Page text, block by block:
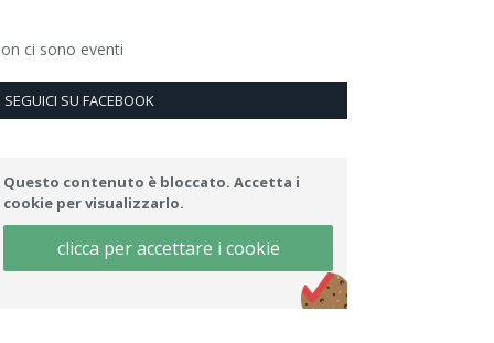
ci sono eventi
SEGUICI SU FACEBOOK
Questo contenuto è bloccato. Accetta i
cookie per visualizzarlo.
clicca per accettare i cookie